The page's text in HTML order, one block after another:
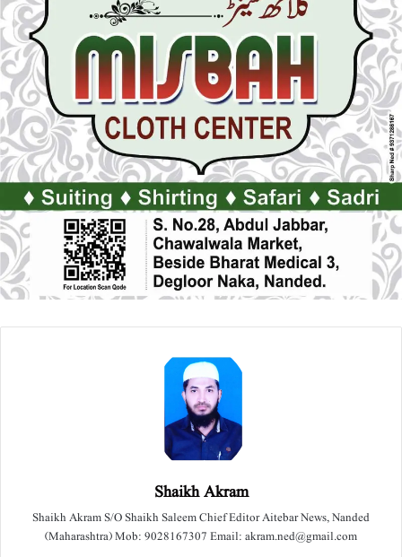
Shaikh Akram
Shaikh Akram S/O Shaikh Saleem Chief Editor Aitebar News, Nanded
(Maharashtra) Mob: 9028167307 Email: akram.ned@gmail.com